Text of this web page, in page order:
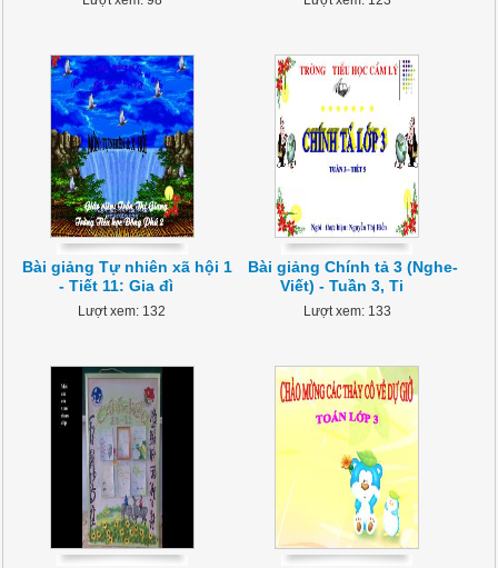
Bài giảng Tự nhiên xã hội 1
- Tiết 11: Gia đì
Lượt xem: 132
Bài giảng Chính tả 3 (Nghe-
Viết) - Tuần 3, Ti
Lượt xem: 133